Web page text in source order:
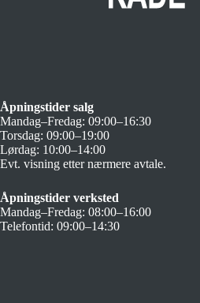
Åpningstider salg
Mandag–Fredag: 09:00–16:30
Torsdag: 09:00–19:00
Lørdag: 10:00–14:00
Evt. visning etter nærmere avtale.
Åpningstider verksted
Mandag–Fredag: 08:00–16:00
Telefontid: 09:00–14:30